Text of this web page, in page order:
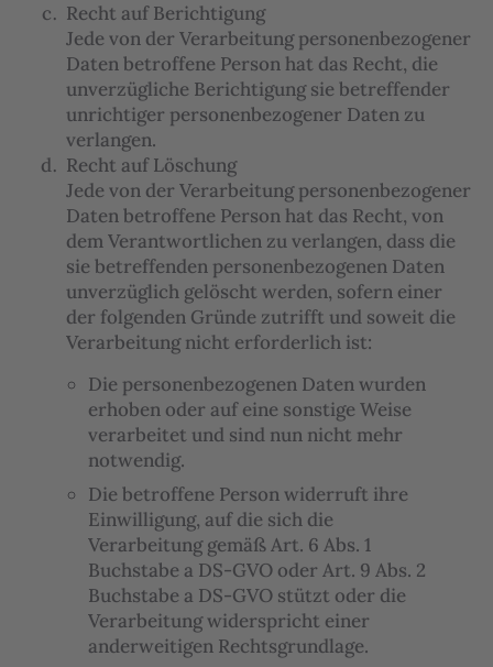
Recht auf Berichtigung
Jede von der Verarbeitung personenbezogener
Daten betroffene Person hat das Recht, die
unverzügliche Berichtigung sie betreffender
unrichtiger personenbezogener Daten zu
verlangen.
Recht auf Löschung
Jede von der Verarbeitung personenbezogener
Daten betroffene Person hat das Recht, von
dem Verantwortlichen zu verlangen, dass die
sie betreffenden personenbezogenen Daten
unverzüglich gelöscht werden, sofern einer
der folgenden Gründe zutrifft und soweit die
Verarbeitung nicht erforderlich ist:
Die personenbezogenen Daten wurden
erhoben oder auf eine sonstige Weise
verarbeitet und sind nun nicht mehr
notwendig.
Die betroffene Person widerruft ihre
Einwilligung, auf die sich die
Verarbeitung gemäß Art. 6 Abs. 1
Buchstabe a DS-GVO oder Art. 9 Abs. 2
Buchstabe a DS-GVO stützt oder die
Verarbeitung widerspricht einer
anderweitigen Rechtsgrundlage.